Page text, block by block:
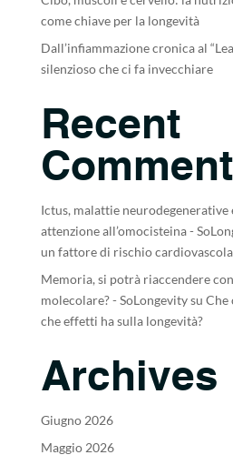
come chiave per la longevità
Dall’infiammazione cronica al
silenzioso che ci fa invecchiare
Recent
Ictus, malattie neurodegenerative
attenzione all’omocisteina -
un fattore di rischio
Memoria, si potrà riaccendere
molecolare? - SoLongevitysu Che
che effetti ha sulla longevità?
Archives
Giugno 2026
Maggio 2026